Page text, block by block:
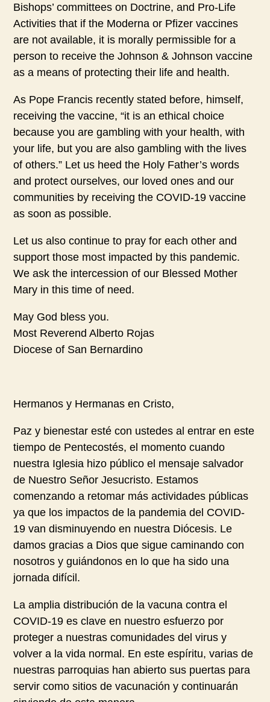
Bishops’ committees on Doctrine, and Pro-Life
Activities that if the Moderna or Pfizer vaccines
are not available, it is morally permissible for a
person to receive the Johnson & Johnson vaccine
as a means of protecting their life and health.
As Pope Francis recently stated before, himself,
receiving the vaccine, “it is an ethical choice
because you are gambling with your health, with
your life, but you are also gambling with the lives
of others.” Let us heed the Holy Father’s words
and protect ourselves, our loved ones and our
communities by receiving the COVID-19 vaccine
as soon as possible.
Let us also continue to pray for each other and
support those most impacted by this pandemic.
We ask the intercession of our Blessed Mother
Mary in this time of need.
May God bless you.
Most Reverend Alberto Rojas
Diocese of San Bernardino
Hermanos y Hermanas en Cristo,
Paz y bienestar esté con ustedes al entrar en este
tiempo de Pentecostés, el momento cuando
nuestra Iglesia hizo público el mensaje salvador
de Nuestro Señor Jesucristo. Estamos
comenzando a retomar más actividades públicas
ya que los impactos de la pandemia del COVID-
19 van disminuyendo en nuestra Diócesis. Le
damos gracias a Dios que sigue caminando con
nosotros y guiándonos en lo que ha sido una
jornada difícil.
La amplia distribución de la vacuna contra el
COVID-19 es clave en nuestro esfuerzo por
proteger a nuestras comunidades del virus y
volver a la vida normal. En este espíritu, varias de
nuestras parroquias han abierto sus puertas para
servir como sitios de vacunación y continuarán